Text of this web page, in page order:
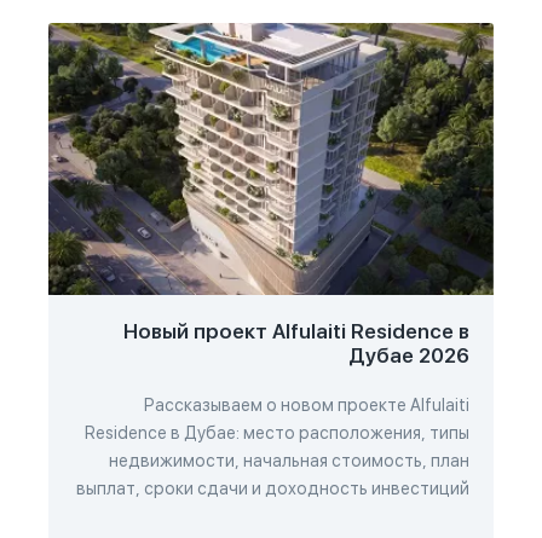
Новый проект Alfulaiti Residence в
Дубае 2026
Рассказываем о новом проекте Alfulaiti
Residence в Дубае: место расположения, типы
недвижимости, начальная стоимость, план
выплат, сроки сдачи и доходность инвестиций